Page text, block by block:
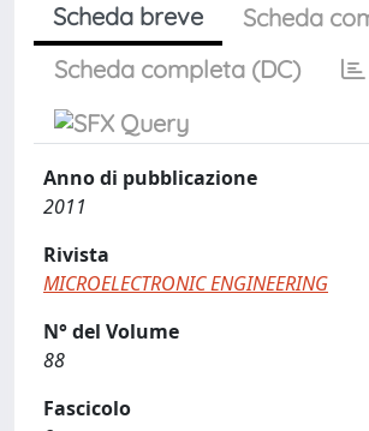
Scheda breve
Scheda
Scheda completa (DC)
Anno di pubblicazione
2011
Rivista
MICROELECTRONIC ENGINEERING
N° del Volume
88
Fascicolo